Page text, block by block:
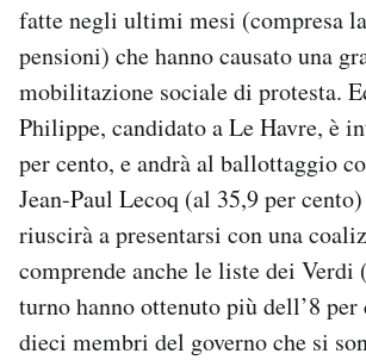
fatte negli ultimi mesi (compresa
pensioni) che hanno causato una
mobilitazione sociale di protesta.
Philippe, candidato a Le Havre, è
per cento, e andrà al ballottaggio
Jean-Paul Lecoq (al 35,9 per
riuscirà a presentarsi con una
comprende anche le liste dei Verdi
turno hanno ottenuto più dell’8
dieci membri del governo che si